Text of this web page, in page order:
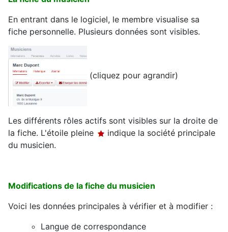
En entrant dans le logiciel, le membre visualise sa
fiche personnelle. Plusieurs données sont visibles.
(cliquez pour agrandir)
Les différents rôles actifs sont visibles sur la droite de
la fiche. L'étoile pleine
indique la société principale
du musicien.
Modifications de la fiche du musicien
Voici les données principales à vérifier et à modifier :
Langue de correspondance